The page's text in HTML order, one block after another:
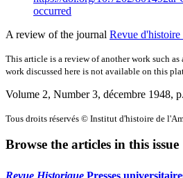
occurred
A review of the journal Revue
This article is a review of another work such
work discussed here is not available on this
Volume 2, Number 3, décembre 1948,
Tous droits réservés © Institut d'histoire de
Browse the articles in this issue